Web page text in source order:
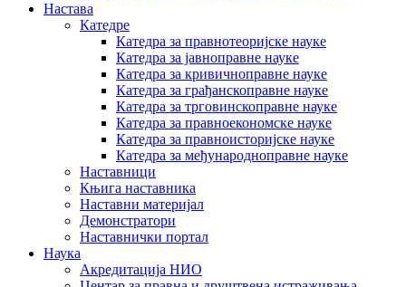
Настава
Катедре
Катедра за правнотеоријске науке
Катедра за јавноправне науке
Катедра за кривичноправне науке
Катедра за грађанскоправне науке
Катедра за трговинскоправне науке
Катедра за правноекономске науке
Катедра за правноисторијске науке
Катедра за међународноправне науке
Наставници
Књига наставника
Наставни материјал
Демонстратори
Наставнички портал
Наука
Акредитација НИО